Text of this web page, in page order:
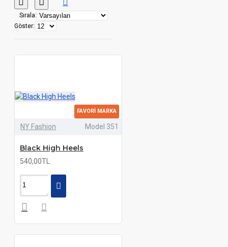
Sırala:
Göster:
FAVORI MARKA
NY Fashion Model 351
Black High Heels
540,00TL